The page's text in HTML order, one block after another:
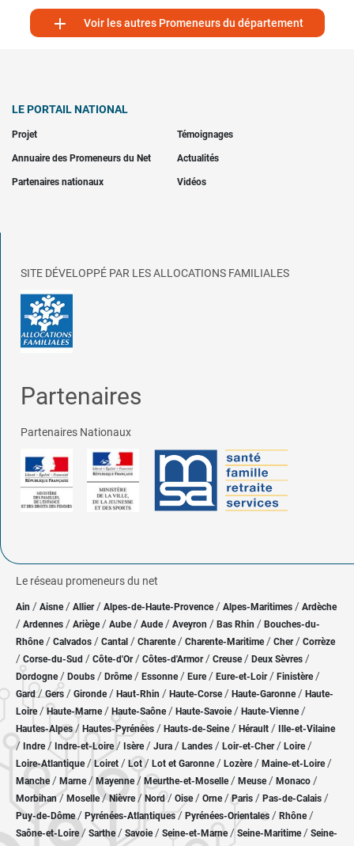
 Voir les autres Promeneurs du département
LE PORTAIL NATIONAL
Projet Témoignages
Annuaire des Promeneurs du Net Actualités
Partenaires nationaux Vidéos
SITE DÉVELOPPÉ PAR LES ALLOCATIONS FAMILIALES
Partenaires
Partenaires Nationaux
Le réseau promeneurs du net
Ain / Aisne/ Allier/ Alpes-de-Haute-Provence / Alpes-Maritimes / Ardèche
/ Ardennes / Ariège/ Aube/ Aude / Aveyron / Bas Rhin / Bouches-du-
Rhône/ Calvados / Cantal / Charente / Charente-Maritime/ Cher / Corrèze
/ Corse-du-Sud / Côte-d'Or / Côtes-d'Armor/ Creuse/ Deux Sèvres /
Dordogne/ Doubs / Drôme/ Essonne / Eure/ Eure-et-Loir / Finistère/
Gard/Gers / Gironde/ Haut-Rhin / Haute-Corse/ Haute-Garonne/ Haute-
Loire/Haute-Marne/ Haute-Saône/ Haute-Savoie/ Haute-Vienne/
Hautes-Alpes/ Hautes-Pyrénées / Hauts-de-Seine/ Hérault / Ille-et-Vilaine
/ Indre/ Indre-et-Loire/ Isère/ Jura / Landes / Loir-et-Cher/ Loire/
Loire-Atlantique/ Loiret / Lot/ Lot et Garonne/ Lozère / Maine-et-Loire/
Manche/ Marne/ Mayenne/ Meurthe-et-Moselle/ Meuse/ Monaco /
Morbihan/ Moselle/ Nièvre / Nord/ Oise / Orne/Paris / Pas-de-Calais /
Puy-de-Dôme/ Pyrénées-Atlantiques / Pyrénées-Orientales / Rhône/
Saône-et-Loire/ Sarthe/ Savoie/ Seine-et-Marne/ Seine-Maritime/ Seine-